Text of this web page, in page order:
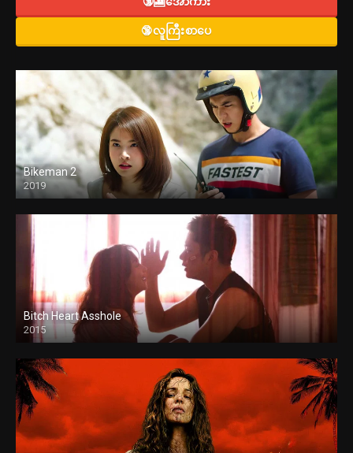
🔞လူကြီးစာပေ
Bikeman 2
2019
Bitch Heart Asshole
2015